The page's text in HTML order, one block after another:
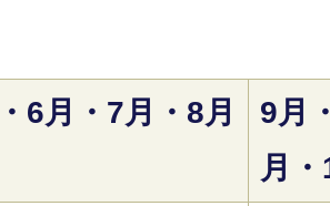
6月・7月・8月
9月
月